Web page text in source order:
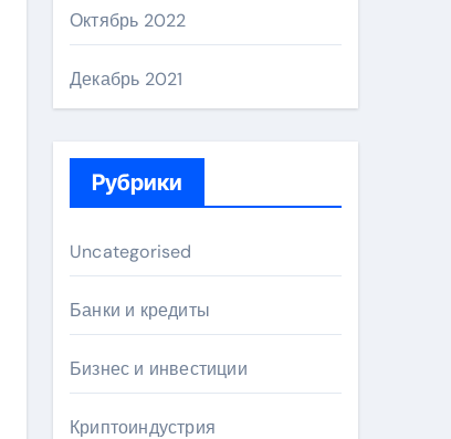
Октябрь 2022
Декабрь 2021
Рубрики
Uncategorised
Банки и кредиты
Бизнес и инвестиции
Криптоиндустрия